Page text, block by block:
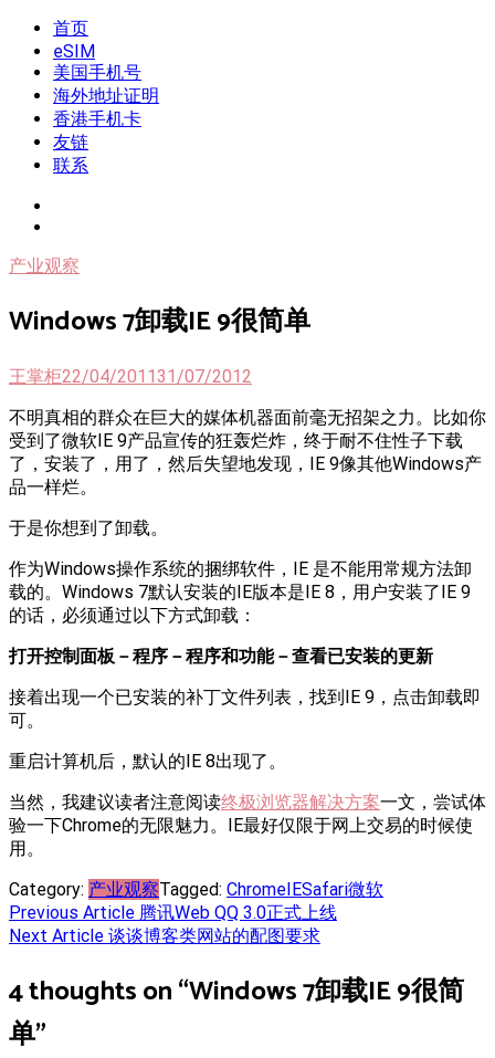
Skip
content
我是王掌柜
新闻酸菜馆|极客电台|自媒体联盟
首页
eSIM
美国手机号
海外地址证明
香港手机卡
友链
联系
产业观察
Windows 7卸载IE 9很简单
王掌柜22/04/201131/07/2012
不明真相的群众在巨大的媒体机器面前毫无招架之力。比如你
受到了微软IE 9产品宣传的狂轰烂炸，终于耐不住性子下载
了，安装了，用了，然后失望地发现，IE 9像其他Windows产
品一样烂。
于是你想到了卸载。
作为Windows操作系统的捆绑软件，IE 是不能用常规方法卸
载的。Windows 7默认安装的IE版本是IE 8，用户安装了IE 9
的话，必须通过以下方式卸载：
打开控制面板－程序－程序和功能－查看已安装的更新
接着出现一个已安装的补丁文件列表，找到IE 9，点击卸载即
可。
重启计算机后，默认的IE 8出现了。
当然，我建议读者注意阅读终极浏览器解决方案一文，尝试体
验一下Chrome的无限魅力。IE最好仅限于网上交易的时候使
用。
Category: 产业观察Tagged: ChromeIESafari微软
Post
Previous Article 腾讯Web QQ 3.0正式上线
Next Article 谈谈博客类网站的配图要求
4 thoughts on “Windows 7卸载IE 9很简
单”